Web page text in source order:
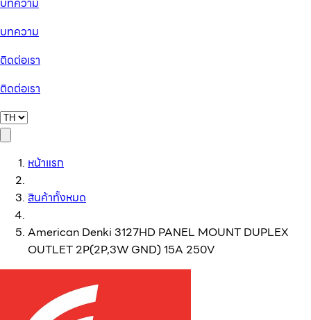
บทความ
ติดต่อเรา
ติดต่อเรา
หน้าแรก
สินค้าทั้งหมด
American Denki 3127HD PANEL MOUNT DUPLEX
OUTLET 2P(2P,3W GND) 15A 250V